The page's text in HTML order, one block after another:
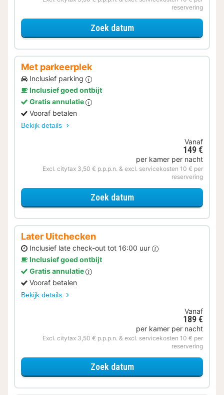
reservering
Zoek datumvoor Voordeel Special
Met parkeerplek
Inclusief parking
Inclusief goed ontbijt
Gratis annulatie
Vooraf betalen
Bekijk details
Vanaf
149 €
per kamer per nacht
Excl. citytax 3,50 € p.p.p.n. & excl. servicekosten 10 € per
reservering
Zoek datumvoor Met parkeerplek
Later Uitchecken
Inclusief late check-out tot 16:00 uur
Inclusief goed ontbijt
Gratis annulatie
Vooraf betalen
Bekijk details
Vanaf
189 €
per kamer per nacht
Excl. citytax 3,50 € p.p.p.n. & excl. servicekosten 10 € per
reservering
Zoek datumvoor Later Uitchecken